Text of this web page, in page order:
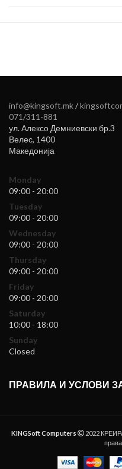
info@kingsoft.mk/
071/311-881
ул. Алексо Демниевски бр.3
Велес, 1400
Македонија
Monday
09:00 - 20:00
Tuesday
09:00 - 20:00
Wednesday
09:00 - 20:00
Thursday
09:00 - 20:00
Friday
09:00 - 20:00
Saturday
10:00 - 18:00
Sunday
Closed
ПРАВИЛА И УСЛОВИ
KINGSoft Computers 2022